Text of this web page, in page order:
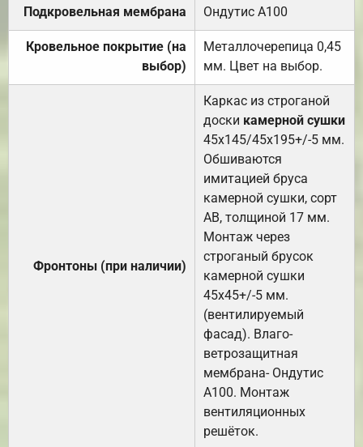
Подкровельная мембрана Ондутис А100
Кровельное покрытие (на
выбор)
Металлочерепица 0,45
мм. Цвет на выбор.
Фронтоны (при наличии)
Каркас из строганой
доски камерной сушки
45х145/45х195+/-5 мм.
Обшиваются
имитацией бруса
камерной сушки, сорт
АВ, толщиной 17 мм.
Монтаж через
строганый брусок
камерной сушки
45х45+/-5 мм.
(вентилируемый
фасад). Влаго-
ветрозащитная
мембрана- Ондутис
А100. Монтаж
вентиляционных
решёток.